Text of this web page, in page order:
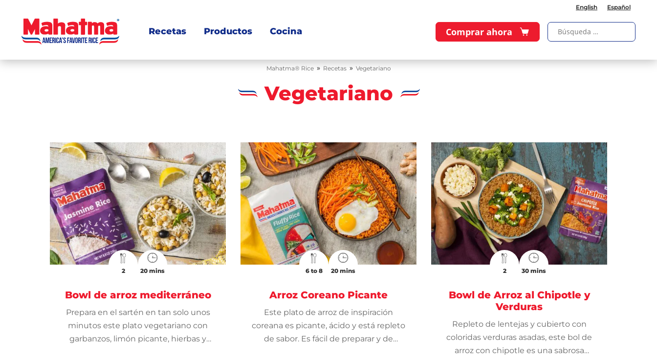
English Español
Recetas Productos Cocina Comprar ahora
Mahatma® Rice » Recetas » Vegetariano
Vegetariano
2 20 mins
Bowl de arroz mediterráneo
Prepara en el sartén en tan solo unos
minutos este plato vegetariano con
garbanzos, limón picante, hierbas y
6 to 8 20 mins
Arroz Coreano Picante
Este plato de arroz de inspiración
coreana es picante, ácido y está repleto
de sabor. Es fácil de preparar y de
2 30 mins
Bowl de Arroz al Chipotle y
Verduras
Repleto de lentejas y cubierto con
coloridas verduras asadas, este bol de
arroz con chipotle es una sabrosa